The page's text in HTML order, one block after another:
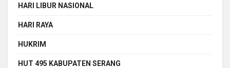
HARI LIBUR NASIONAL
HARI RAYA
HUKRIM
HUT 495 KABUPATEN SERANG